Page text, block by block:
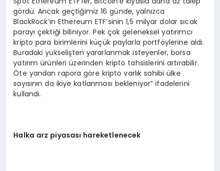
gördü. Ancak geçtiğimiz 16 günde, yalnızca
BlackRock’ın Ethereum ETF’sinin 1,5 milyar dolar sıcak
parayı çektiği biliniyor. Pek çok geleneksel yatırımcı
kripto para birimlerini küçük paylarla portföylerine aldı.
Buradaki yükselişten yararlanmak isteyenler, borsa
yatırım ürünleri üzerinden kripto tahsislerini artırabilir.
Öte yandan rapora göre kripto varlık sahibi ülke
sayısının da ikiye katlanması bekleniyor” ifadelerini
kullandı.
Halka arz piyasası hareketlenecek